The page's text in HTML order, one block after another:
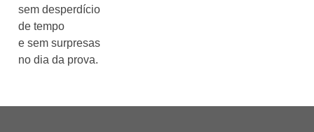
sem desperdício
de tempo
e sem surpresas
no dia da prova.